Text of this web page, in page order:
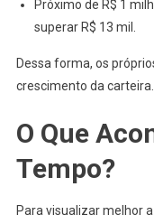
Próximo de R$ 1
superar R$ 13 mil.
Dessa forma, os
crescimento da carteira.
O Que
Tempo?
Para visualizar melhor